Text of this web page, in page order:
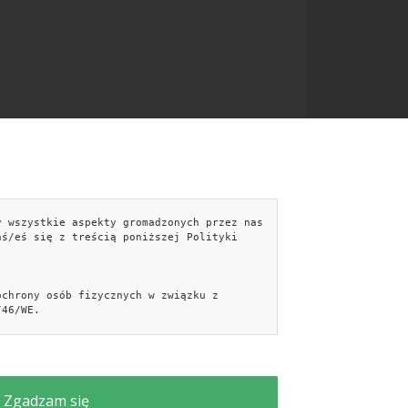
Facebook
aspekty gromadzonych przez nas
eś się z treścią poniższej Polityki
osób fizycznych w związku z
WE.
Netsprint S.A. oraz Facebook.
Zgadzam się